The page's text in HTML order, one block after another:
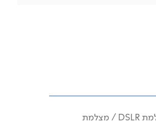
טלפון סלולרי עם מצלמה/ מצלמת DSLR / מצלמת